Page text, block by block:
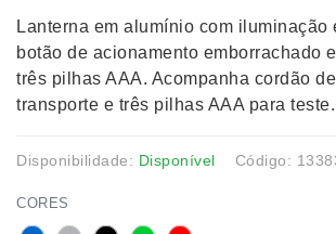
Lanterna em alumínio com iluminação
botão de acionamento emborrachado
três pilhas AAA. Acompanha cordão
transporte e três pilhas AAA para teste.
Disponibilidade: Disponível Código:
CORES